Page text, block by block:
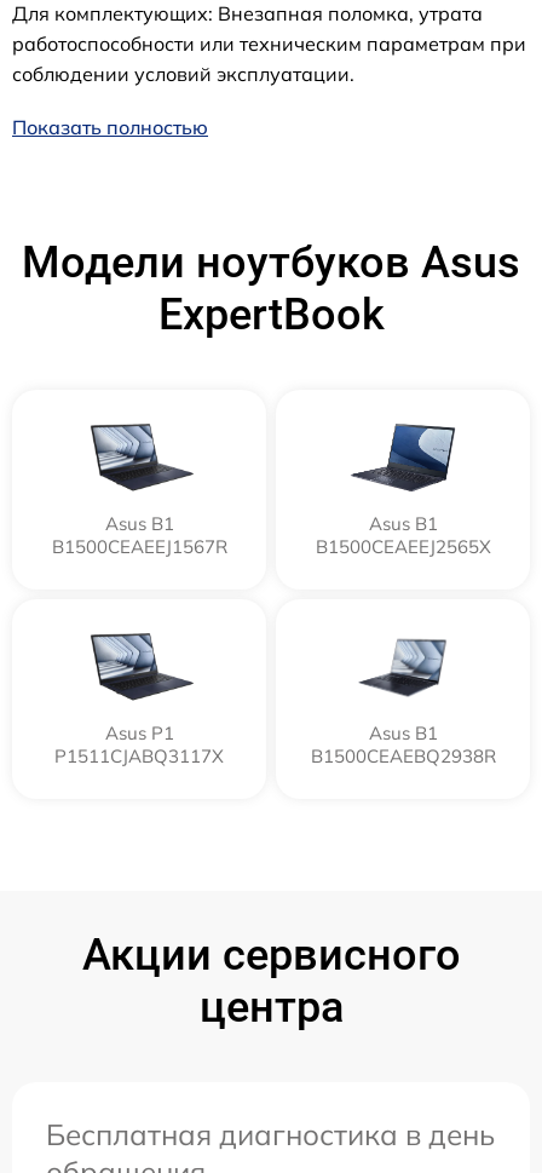
Для комплектующих: Внезапная поломка, утрата
работоспособности или техническим параметрам при
соблюдении условий эксплуатации.
Показать полностью
Модели ноутбуков Asus
ExpertBook
Asus B1
B1500CEAEEJ1567R
Asus B1
B1500CEAEEJ2565X
Asus P1
P1511CJABQ3117X
Asus B1
B1500CEAEBQ2938R
Акции сервисного
центра
Бесплатная диагностика в день